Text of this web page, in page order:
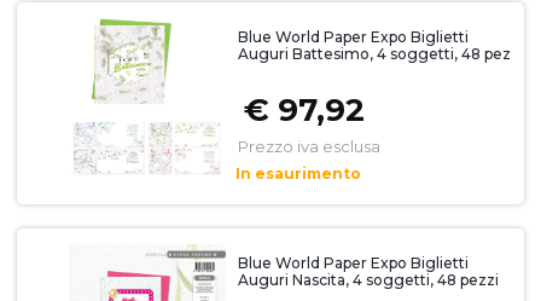
Blue World Paper Expo Biglietti
Auguri Battesimo, 4 soggetti, 48 pez
€ 97,92
Prezzo iva esclusa
In esaurimento
Blue World Paper Expo Biglietti
Auguri Nascita, 4 soggetti, 48 pezzi